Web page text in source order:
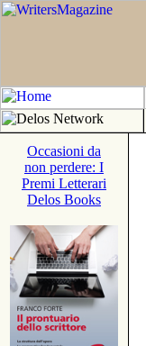
Occasioni da
non perdere: I
Premi Letterari
Delos Books